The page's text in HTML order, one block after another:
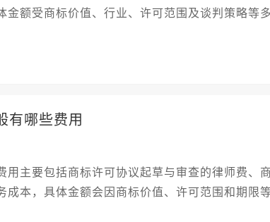
金额受商标价值、行业、许可范围及谈判策略等
有哪些费用
用主要包括商标许可协议起草与审查的律师费、
成本，具体金额会因商标价值、许可范围和期限